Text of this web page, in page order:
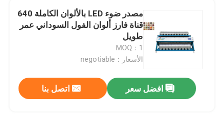
مصدر ضوء LED بالألوان الكاملة 640
قناة فارز ألوان الفول السوداني عمر
طويل
MOQ：1
الأسعار：negotiable
افضل سعر اتصل بنا